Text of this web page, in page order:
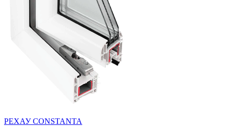
РЕХАУ CONSTANTA